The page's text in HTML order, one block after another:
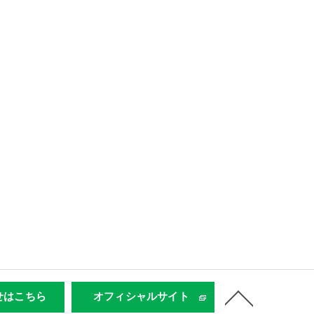
こちら オフィシャルサイト